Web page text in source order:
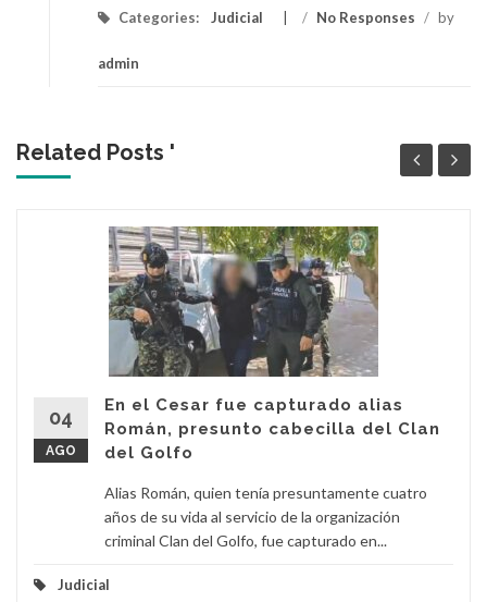
Categories: Judicial / No Responses / by
admin
Related Posts '
04
AGO
En el Cesar fue capturado alias
Román, presunto cabecilla del Clan
del Golfo
Alias Román, quien tenía presuntamente cuatro
años de su vida al servicio de la organización
criminal Clan del Golfo, fue capturado en...
Judicial